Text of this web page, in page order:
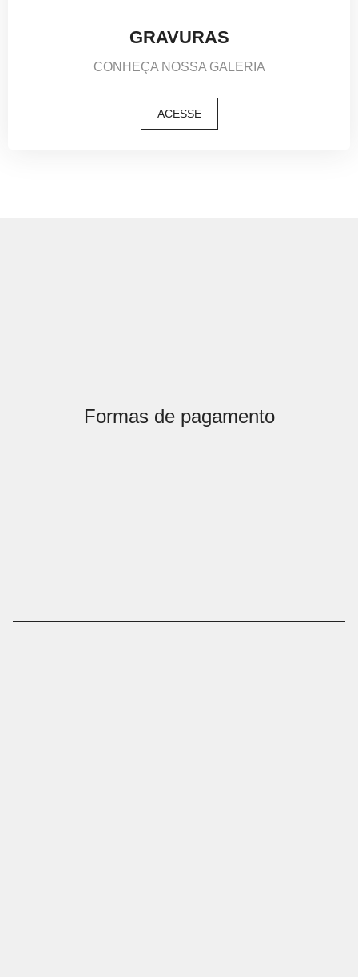
GRAVURAS
CONHEÇA NOSSA GALERIA
ACESSE
Formas de pagamento